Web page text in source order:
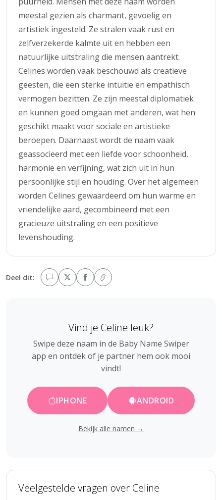
meestal gezien als charmant, gevoelig en
artistiek ingesteld. Ze stralen vaak rust en
zelfverzekerde kalmte uit en hebben een
natuurlijke uitstraling die mensen aantrekt.
Celines worden vaak beschouwd als creatieve
geesten, die een sterke intuïtie en empathisch
vermogen bezitten. Ze zijn meestal diplomatiek
en kunnen goed omgaan met anderen, wat hen
geschikt maakt voor sociale en artistieke
beroepen. Daarnaast wordt de naam vaak
geassocieerd met een liefde voor schoonheid,
harmonie en verfijning, wat zich uit in hun
persoonlijke stijl en houding. Over het algemeen
worden Celines gewaardeerd om hun warme en
vriendelijke aard, gecombineerd met een
gracieuze uitstraling en een positieve
levenshouding.
Deel dit:
Vind je Celine leuk?
Swipe deze naam in de Baby Name Swiper
app en ontdek of je partner hem ook mooi
vindt!
IPHONE ANDROID
Bekijk alle namen →
Veelgestelde vragen over Celine